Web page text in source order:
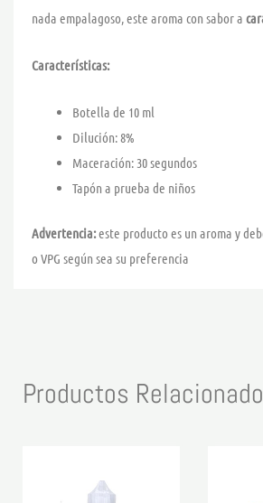
nada empalagoso, este aroma con sabor a
Características:
Botella de 10 ml
Dilución: 8%
Maceración: 30 segundos
Tapón a prueba de niños
Advertencia:este producto es un aroma y
o VPG según sea su preferencia
Productos